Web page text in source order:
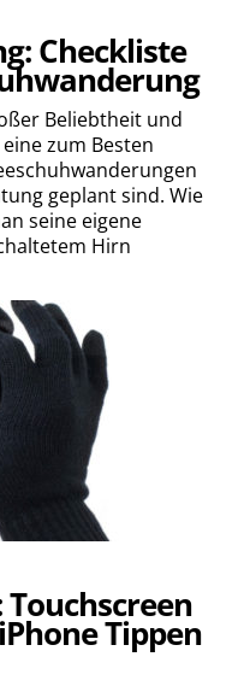
Checkliste
Beliebtheit und
zum Besten
geplant sind. Wie
seine eigene
Hirn
Tippen